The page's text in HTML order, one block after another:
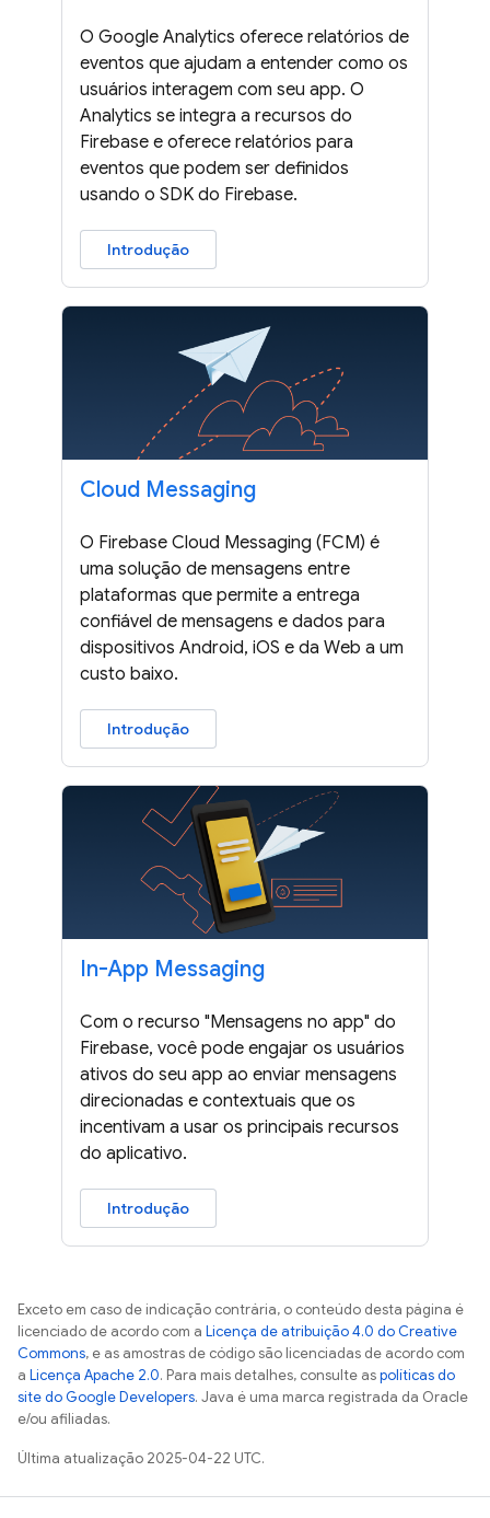
O Google Analytics oferece relatórios de
eventos que ajudam a entender como os
usuários interagem com seu app. O
Analytics se integra a recursos do
Firebase e oferece relatórios para
eventos que podem ser definidos
usando o SDK do Firebase.
Introdução
Cloud Messaging
O Firebase Cloud Messaging (FCM) é
uma solução de mensagens entre
plataformas que permite a entrega
confiável de mensagens e dados para
dispositivos Android, iOS e da Web a um
custo baixo.
Introdução
In-App Messaging
Com o recurso "Mensagens no app" do
Firebase, você pode engajar os usuários
ativos do seu app ao enviar mensagens
direcionadas e contextuais que os
incentivam a usar os principais recursos
do aplicativo.
Introdução
Exceto em caso de indicação contrária, o conteúdo desta página é
licenciado de acordo com a Licença de atribuição 4.0 do Creative
Commons, e as amostras de código são licenciadas de acordo com
a Licença Apache 2.0. Para mais detalhes, consulte aspolíticas do
site do Google Developers. Java é uma marca registrada da Oracle
e/ou afiliadas.
Última atualização 2025-04-22 UTC.